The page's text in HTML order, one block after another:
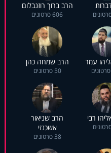
הרב ברוך רוזנבלום
606 סרטונים
עמר הרב שמחה כהן
50 סרטונים
רבי
הרב שניאור
אשכנזי
38 סרטונים